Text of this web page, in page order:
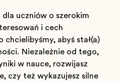
uczniów o szerokim
i cech
abyś stał(a)
Niezależnie od tego,
w nauce, rozwijasz
czy też wykazujesz silne